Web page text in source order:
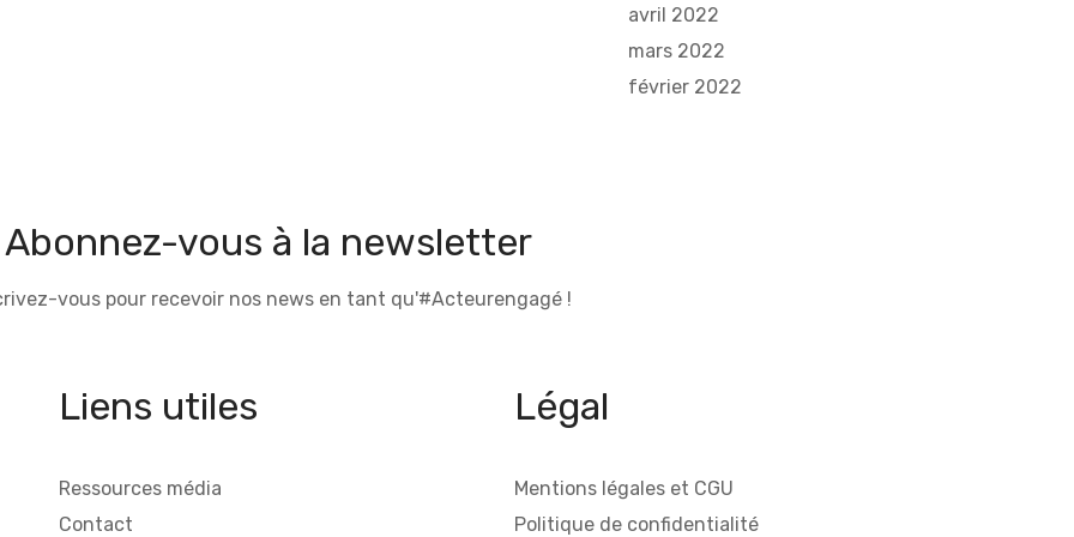
avril 2022
mars 2022
février 2022
Abonnez-vous à la newsletter
vous pour recevoir nos news en tant qu'#Acteurengagé !
Liens utiles
Ressources média
Contact
Légal
Mentions légales et CGU
Politique de confidentialité